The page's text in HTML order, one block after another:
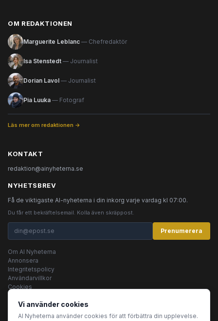
OM REDAKTIONEN
Marguerite Leblanc — Chefredaktör
Isa Stenstedt — Journalist
Dorian Lavol — Journalist
Pia Luuka — Fotograf
Läs mer om redaktionen →
KONTAKT
redaktion@ainyheterna.se
NYHETSBREV
Få de viktigaste AI-nyheterna i din inkorg varje vardag kl 07:00.
Du får ett bekräftelsemail. Kolla även skräppost.
Prenumerera
Om AI Nyheterna
Annonsera
Integritetspolicy
Användarvillkor
Cookies
Vi använder cookies
AI Nyheterna använder cookies för att förbättra din upplevelse.